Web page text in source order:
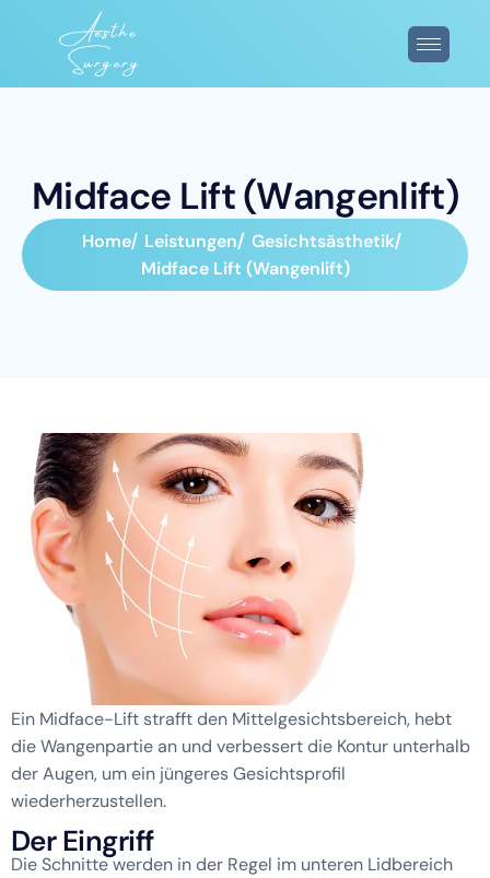
Midface Lift(Wangenlift)
Home Leistungen
Gesichtsästhetik
Midface Lift (Wangenlift)
Ein Midface-Lift strafft den Mittelgesichtsbereich, hebt
die Wangenpartie an und verbessert die Kontur unterhalb
der Augen, um ein jüngeres Gesichtsprofil
wiederherzustellen.
DerEingriff
Die Schnitte werden in der Regel im unteren Lidbereich